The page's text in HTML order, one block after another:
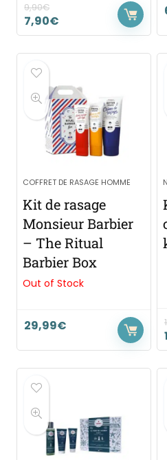
9,90€
7,90€
COFFRET DE RASAGE HOMME
Kit de rasage
Monsieur Barbier
– The Ritual
Barbier Box
Out of Stock
29,99€